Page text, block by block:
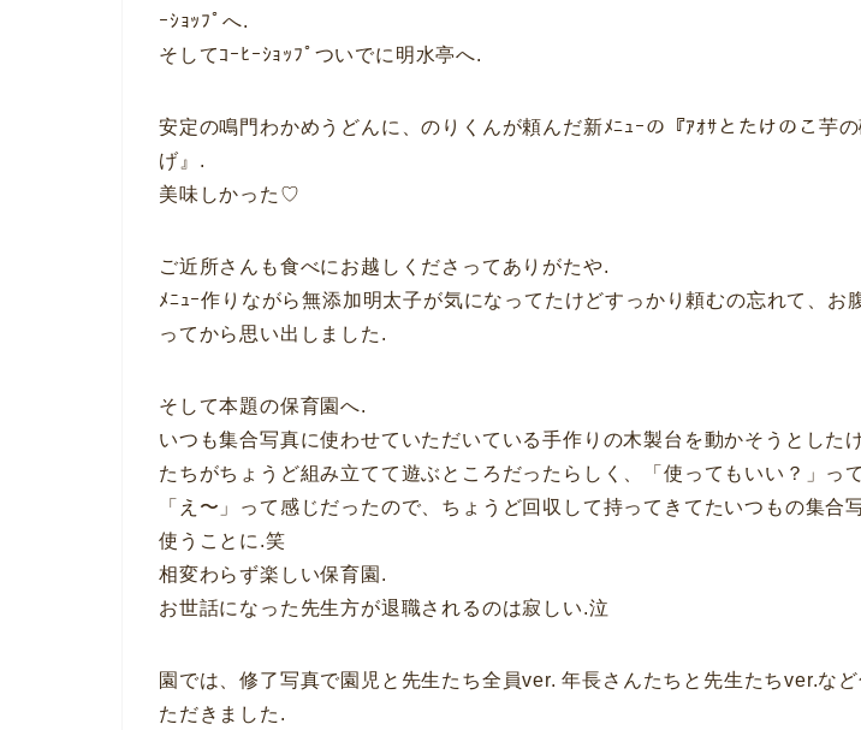
ｰｼｮｯﾌﾟへ.
そしてｺｰﾋｰｼｮｯﾌﾟついでに明水亭へ.
安定の鳴門わかめうどんに、のりくんが頼んだ新ﾒﾆｭｰの『ｱｵｻとたけのこ芋
げ』.
美味しかった♡
ご近所さんも食べにお越しくださってありがたや.
ﾒﾆｭｰ作りながら無添加明太子が気になってたけどすっかり頼むの忘れて、お
ってから思い出しました.
そして本題の保育園へ.
いつも集合写真に使わせていただいている手作りの木製台を動かそうとした
たちがちょうど組み立てて遊ぶところだったらしく、「使ってもいい？」っ
「え〜」って感じだったので、ちょうど回収して持ってきてたいつもの集合
使うことに.笑
相変わらず楽しい保育園.
お世話になった先生方が退職されるのは寂しい.泣
園では、修了写真で園児と先生たち全員ver. 年長さんたちと先生たちver.な
ただきました.